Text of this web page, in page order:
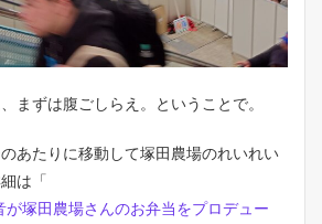
まずは腹ごしらえ。ということで。
あたりに移動して塚田農場のれいれい
は「
が塚田農場さんのお弁当をプロデュー